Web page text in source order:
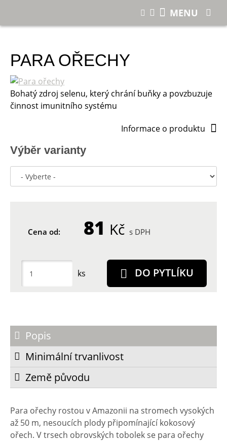
PARA OŘECHY
Bohatý zdroj selenu, který chrání buňky a povzbuzuje
činnost imunitního systému
Informace o produktu
Výběr varianty
Cena od: 81 Kč s DPH
ks DO PYTLÍKU
Popis
Minimální trvanlivost
Země původu
Para ořechy rostou v Amazonii na stromech vysokých
až 50 m, nesoucích plody připomínající kokosový
ořech. V trsech obrovských tobolek se para ořechy
MENU